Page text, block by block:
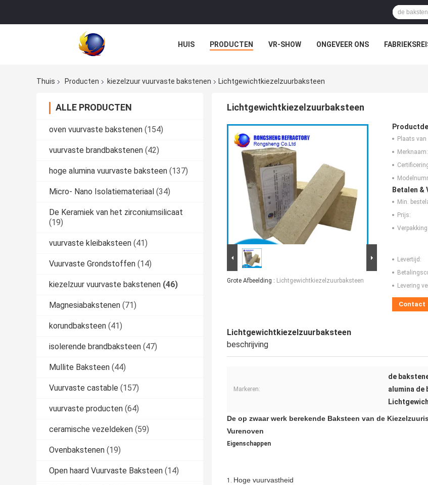
HUIS PRODUCTEN VR-SHOW ONGEVEER ONS
Thuis Producten kiezelzuur vuurvaste bakstenen Lichtgewichtkiezelzuurbaksteen
ALLE PRODUCTEN
oven vuurvaste bakstenen (154)
vuurvaste brandbakstenen (42)
hoge alumina vuurvaste baksteen (137)
Micro- Nano Isolatiemateriaal (34)
De Keramiek van het zirconiumsilicaat
(19)
vuurvaste kleibaksteen (41)
Vuurvaste Grondstoffen (14)
kiezelzuur vuurvaste bakstenen (46)
Magnesiabakstenen (71)
korundbaksteen (41)
isolerende brandbaksteen (47)
Mullite Baksteen (44)
Vuurvaste castable (157)
vuurvaste producten (64)
ceramische vezeldeken (59)
Ovenbakstenen (19)
Open haard Vuurvaste Baksteen (14)
Lichtgewichtkiezelzuurbaksteen
Grote Afbeelding : Lichtgewichtkiezelzuurbaksteen
Plaats
Merknaam:
Betalen &
Min.
Prijs:
Levertijd:
Levering
Contact
Lichtgewichtkiezelzuurbaksteen
beschrijving
Markeren:
de
alumina de
De op zwaar werk berekende Baksteen van de
Vurenoven
Eigenschappen
1. Hoge vuurvastheid